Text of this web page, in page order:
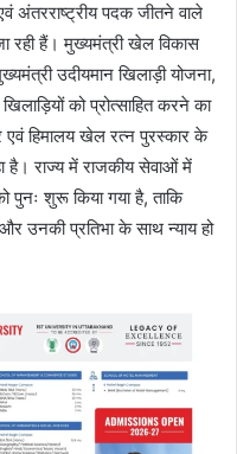
अंतरराष्ट्रीय पदक जीतने वाले
रही हैं। मुख्यमंत्री खेल विकास
उदीयमान खिलाड़ी योजना,
को प्रोत्साहित करने का
हिमालय खेल रत्न पुरस्कार के
है। राज्य में राजकीय सेवाओं में
पुनः शुरू किया गया है, ताकि
उनकी प्रतिभा के साथ न्याय हो